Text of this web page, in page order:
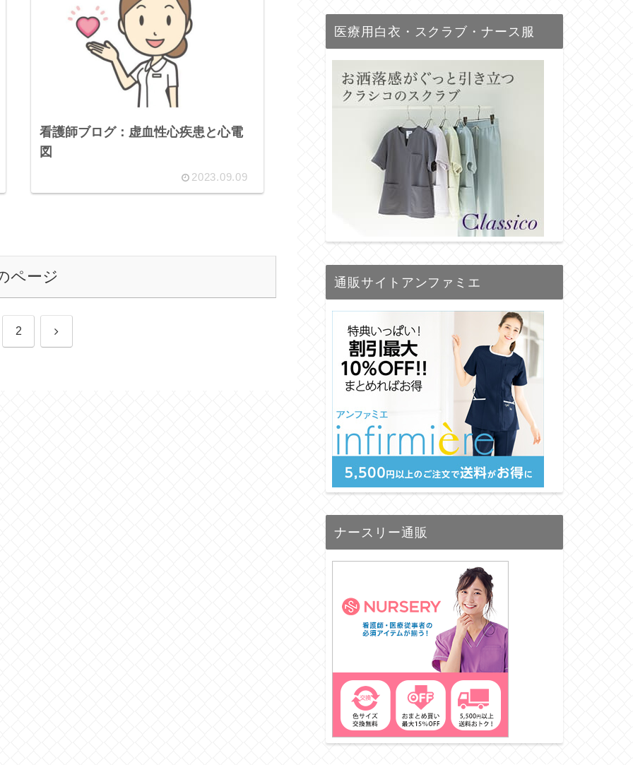
看護師ブログ：虚血性心疾患と心電
図
2023.09.09
ページ
2 次
医療用白衣・スクラブ・ナース服
通販サイトアンファミエ
ナースリー通販